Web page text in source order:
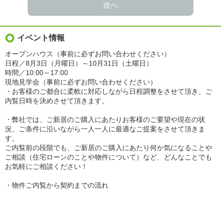
次へ
イベント情報
オープンハウス（事前に必ずお問い合わせください）
日程／8月3日（月曜日）～10月31日（土曜日）
時間／10:00～17:00
現地見学会（事前に必ずお問い合わせください）
・お客様のご都合に柔軟に対応しながら日程調整をさせて頂き、ご
内覧日時を決めさせて頂きます。
・弊社では、ご新居のご購入にあたりお客様のご要望や現在の状
況、ご条件に沿いながら一人一人に最適なご提案をさせて頂きま
す。
ご内覧前の段階でも、ご新居のご購入にあたり何か気になることや
ご相談（住宅ローンのことや物件について）など、どんなことでも
お気軽にご相談ください！
・物件ご内覧から契約までの流れ